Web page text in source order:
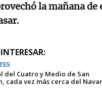
la mañana de
del Cuatro y Medio de San
cada vez más cerca del